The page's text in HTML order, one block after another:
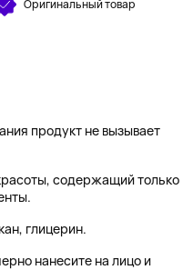
Оригинальный товар
продукт не вызывает
содержащий только
глицерин.
нанесите на лицо и